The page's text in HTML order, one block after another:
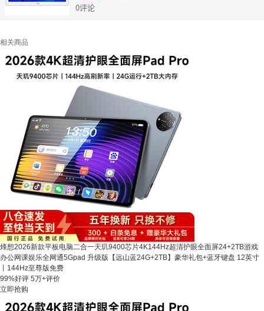
0评论
相关商品
烽想2026新款平板电脑二合一天玑9400芯片4K144Hz超清护眼全面屏24+2TB游戏
办公网课娱乐全网通5Gpad 升级版【远山蓝24G+2TB】豪华礼包+蓝牙键盘 12英寸
丨144Hz至尊版免费
99%好评 5万+评价
立即抢购